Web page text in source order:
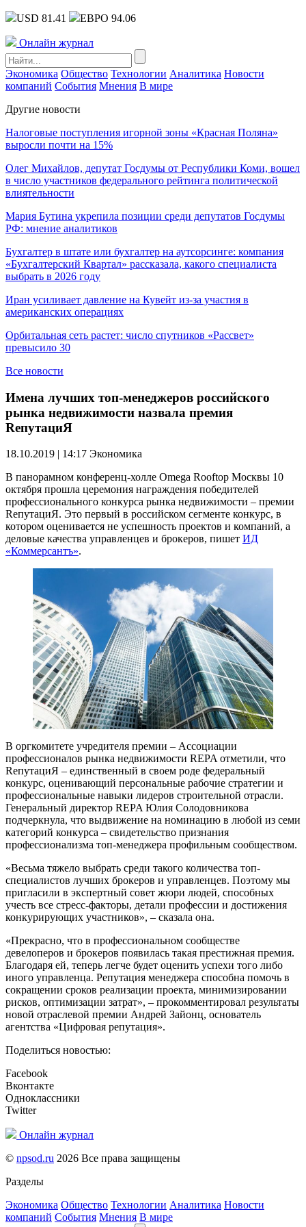
USD 81.41 ЕВРО 94.06
Онлайн журнал
Экономика Общество Технологии Аналитика Новости
компаний События Мнения В мире
Другие новости
Налоговые поступления игорной зоны «Красная Поляна»
выросли почти на 15%
Олег Михайлов, депутат Госдумы от Республики Коми, вошел
в число участников федерального рейтинга политической
влиятельности
Мария Бутина укрепила позиции среди депутатов Госдумы
РФ: мнение аналитиков
Бухгалтер в штате или бухгалтер на аутсорсинге: компания
«Бухгалтерский Квартал» рассказала, какого специалиста
выбрать в 2026 году
Иран усиливает давление на Кувейт из-за участия в
американских операциях
Орбитальная сеть растет: число спутников «Рассвет»
превысило 30
Все новости
Имена лучших топ-менеджеров российского
рынка недвижимости назвала премия
RепутациЯ
18.10.2019 | 14:17 Экономика
В панорамном конференц-холле Omega Rooftop Москвы 10
октября прошла церемония награждения победителей
профессионального конкурса рынка недвижимости – премии
RепутациЯ. Это первый в российском сегменте конкурс, в
котором оценивается не успешность проектов и компаний, а
деловые качества управленцев и брокеров, пишет ИД
«Коммерсантъ».
В оргкомитете учредителя премии – Ассоциации
профессионалов рынка недвижимости REPA отметили, что
RепутациЯ – единственный в своем роде федеральный
конкурс, оценивающий персональные рабочие стратегии и
профессиональные навыки лидеров строительной отрасли.
Генеральный директор REPA Юлия Солодовникова
подчеркнула, что выдвижение на номинацию в любой из семи
категорий конкурса – свидетельство признания
профессионализма топ-менеджера профильным сообществом.
«Весьма тяжело выбрать среди такого количества топ-
специалистов лучших брокеров и управленцев. Поэтому мы
пригласили в экспертный совет жюри людей, способных
учесть все стресс-факторы, детали профессии и достижения
конкурирующих участников», – сказала она.
«Прекрасно, что в профессиональном сообществе
девелоперов и брокеров появилась такая престижная премия.
Благодаря ей, теперь легче будет оценить успехи того либо
иного управленца. Репутация менеджера способна помочь в
сокращении сроков реализации проекта, минимизировании
рисков, оптимизации затрат», – прокомментировал результаты
новой отраслевой премии Андрей Зайонц, основатель
агентства «Цифровая репутация».
Поделиться новостью:
Facebook
Вконтакте
Одноклассники
Twitter
Онлайн журнал
© npsod.ru 2026 Все права защищены
Разделы
Экономика Общество Технологии Аналитика Новости
компаний События Мнения В мире